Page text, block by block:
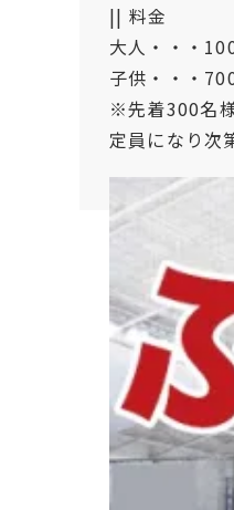
|| 料金
大人・・・
子供・・・
※先着300名
定員になり次